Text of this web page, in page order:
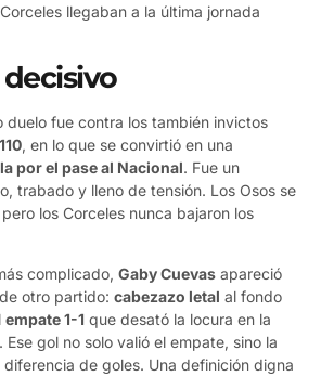
llegaban a la última jornada
duelo fue contra los también invictos
, en lo que se convirtió en una
por el pase al Nacional. Fue un
trabado y lleno de tensión. Los Osos se
los Corceles nunca bajaron los
complicado, Gaby Cuevas apareció
otro partido: cabezazo letal al fondo
empate 1-1 que desató la locura en la
gol no solo valió el empate, sino la
de goles. Una definición digna